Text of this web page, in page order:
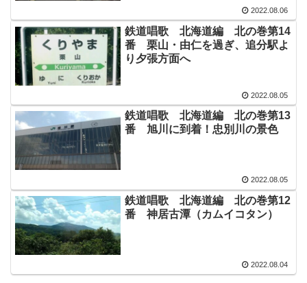
2022.08.06
鉄道唱歌 北海道編 北の巻第14
番 栗山・由仁を過ぎ、追分駅よ
り夕張方面へ
2022.08.05
鉄道唱歌 北海道編 北の巻第13
番 旭川に到着！忠別川の景色
2022.08.05
鉄道唱歌 北海道編 北の巻第12
番 神居古潭（カムイコタン）
2022.08.04